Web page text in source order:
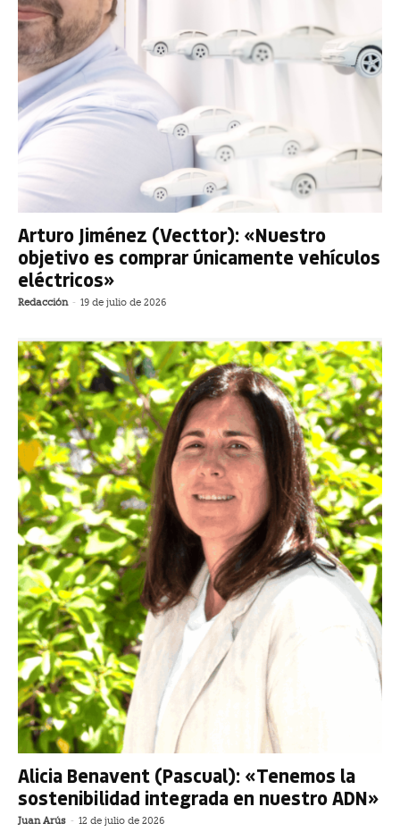
Arturo Jiménez (Vecttor): «Nuestro
objetivo es comprar únicamente vehículos
eléctricos»
Redacción - 19 de julio de 2026
Alicia Benavent (Pascual): «Tenemos la
sostenibilidad integrada en nuestro ADN»
Juan Arús - 12 de julio de 2026